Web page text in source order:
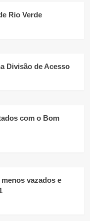
Rio Verde
Divisão de Acesso
com o Bom
vazados e